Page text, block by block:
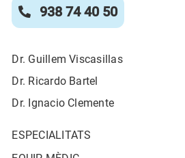
938 74 40 50
Dr. Guillem Viscasillas
Dr. Ricardo Bartel
Dr. Ignacio Clemente
ESPECIALITATS